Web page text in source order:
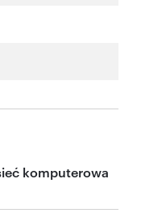
komputerowa